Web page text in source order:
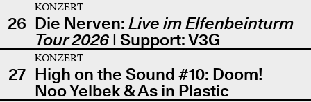
26
KONZERT
Die Nerven: Live im Elfenbeinturm
Tour 2026| Support: V3G
27
KONZERT
High on the Sound #10: Doom!
Noo Yelbek & As in Plastic